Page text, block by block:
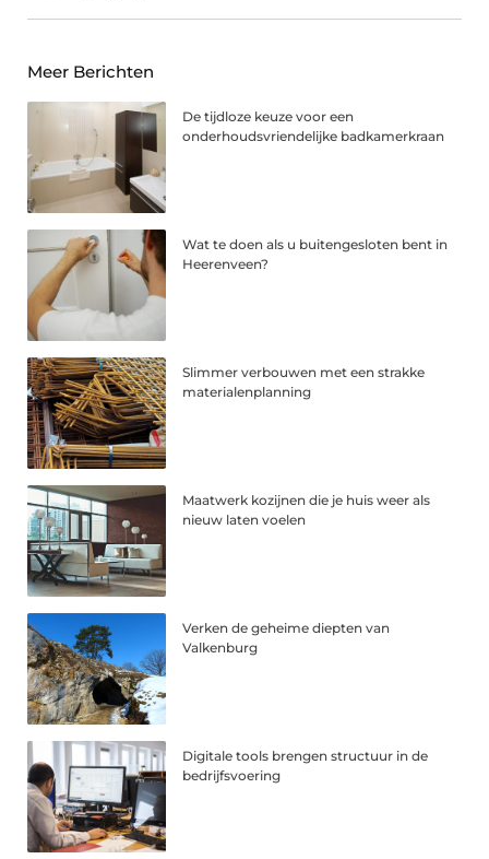
Meer Berichten
De tijdloze keuze voor een
onderhoudsvriendelijke badkamerkraan
Wat te doen als u buitengesloten bent in
Heerenveen?
Slimmer verbouwen met een strakke
materialenplanning
Maatwerk kozijnen die je huis weer als
nieuw laten voelen
Verken de geheime diepten van
Valkenburg
Digitale tools brengen structuur in de
bedrijfsvoering